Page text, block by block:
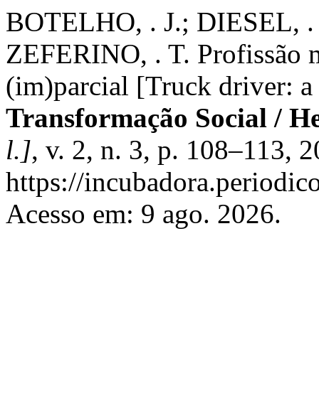
BOTELHO, . J.; DIESEL,
ZEFERINO, . T. Profissão
(im)parcial [Truck driver:
Transformação Social /
l.], v. 2, n. 3, p. 108–113,
https://
Acesso em: 9 ago. 2026.